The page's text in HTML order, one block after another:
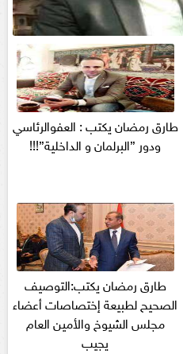
طارق رمضان يكتب : العفوالرئاسي
ودور ”البرلمان و الداخلية”!!!
طارق رمضان يكتب:التوصيف
الصحيح لطبيعة إختصاصات أعضاء
مجلس الشيوخ والأمين العام
يجيب